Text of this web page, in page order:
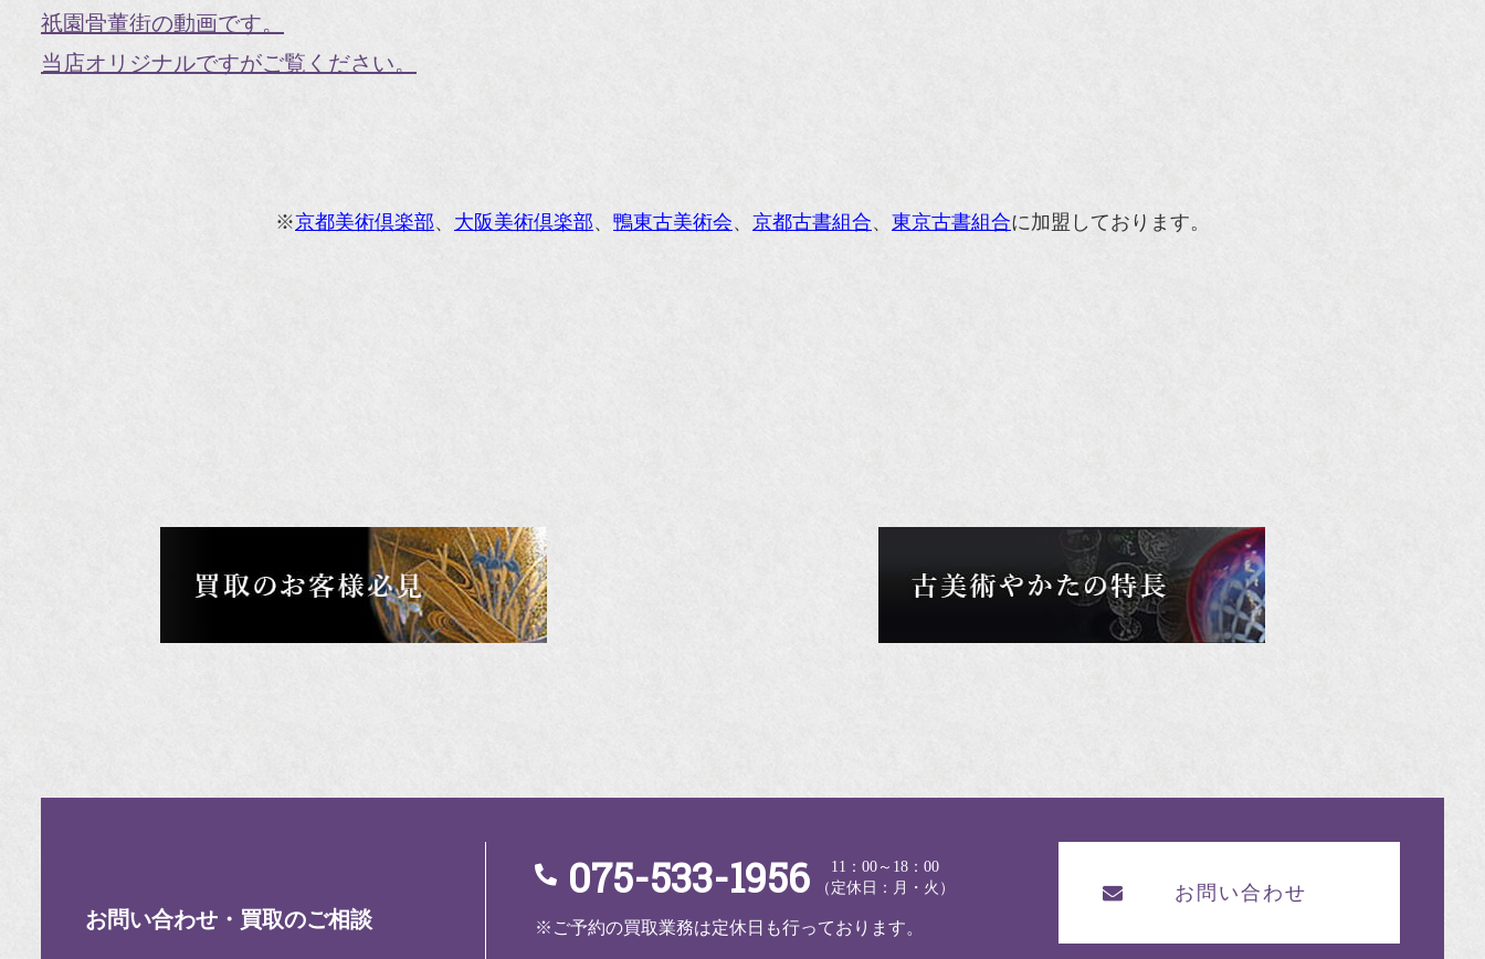
『花時間』7月号
祇園骨董街の動画です。
当店オリジナルですがご覧ください。
※京都美術倶楽部、 大阪美術倶楽部、 鴨東古美術会、 京都古書組合、 東京古書組合に加盟しております。
お問い合わせ・買取のご相談
075-533-1956
11：00～18：00
（定休日：月・火）
※ご予約の買取業務は定休日も行っております。
お問い合わせ